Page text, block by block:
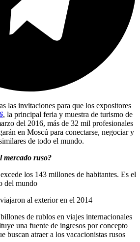
las invitaciones para que los expositores
, la principal feria y muestra de turismo de
del 2016, más de 32 mil profesionales
en Moscú para conectarse, negociar y
de todo el mundo.
mercado ruso?
los 143 millones de habitantes. Es el
del mundo
al exterior en el 2014
de rublos en viajes internacionales
una fuente de ingresos por concepto
buscan atraer a los vacacionistas rusos